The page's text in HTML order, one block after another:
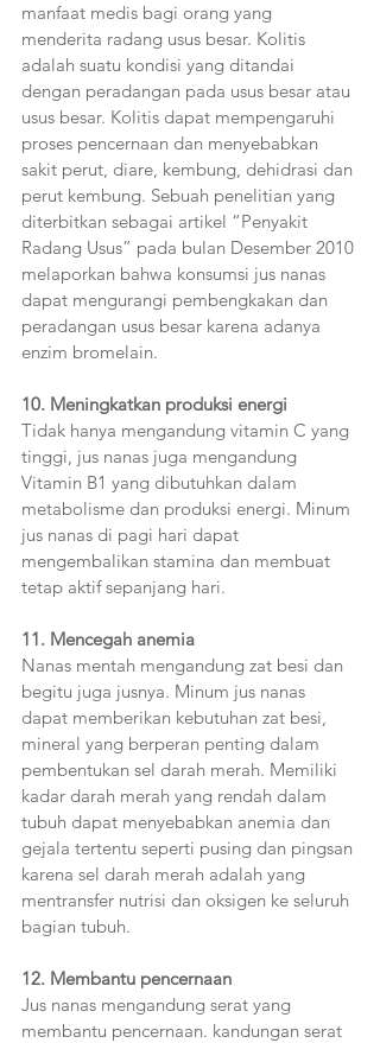
manfaat medis bagi orang yang
menderita radang usus besar. Kolitis
adalah suatu kondisi yang ditandai
dengan peradangan pada usus besar atau
usus besar. Kolitis dapat mempengaruhi
proses pencernaan dan menyebabkan
sakit perut, diare, kembung, dehidrasi dan
perut kembung. Sebuah penelitian yang
diterbitkan sebagai artikel “Penyakit
Radang Usus” pada bulan Desember 2010
melaporkan bahwa konsumsi jus nanas
dapat mengurangi pembengkakan dan
peradangan usus besar karena adanya
enzim bromelain.
10. Meningkatkan produksi energi
Tidak hanya mengandung vitamin C yang
tinggi, jus nanas juga mengandung
Vitamin B1 yang dibutuhkan dalam
metabolisme dan produksi energi. Minum
jus nanas di pagi hari dapat
mengembalikan stamina dan membuat
tetap aktif sepanjang hari.
11. Mencegah anemia
Nanas mentah mengandung zat besi dan
begitu juga jusnya. Minum jus nanas
dapat memberikan kebutuhan zat besi,
mineral yang berperan penting dalam
pembentukan sel darah merah. Memiliki
kadar darah merah yang rendah dalam
tubuh dapat menyebabkan anemia dan
gejala tertentu seperti pusing dan pingsan
karena sel darah merah adalah yang
mentransfer nutrisi dan oksigen ke seluruh
bagian tubuh.
12. Membantu pencernaan
Jus nanas mengandung serat yang
membantu pencernaan. kandungan serat